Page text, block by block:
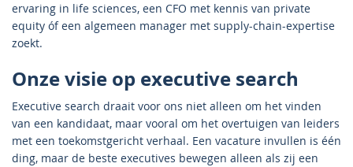
ervaring in life sciences, een CFO met kennis van private
equity óf een algemeen manager met supply-chain-expertise
zoekt.
Onze visie op executive search
Executive search draait voor ons niet alleen om het vinden
van een kandidaat, maar vooral om het overtuigen van leiders
met een toekomstgericht verhaal. Een vacature invullen is één
ding, maar de beste executives bewegen alleen als zij een